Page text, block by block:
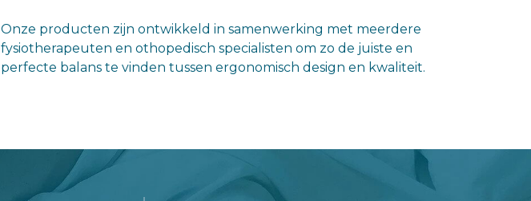
Onze producten zijn ontwikkeld in samenwerking met meerdere
fysiotherapeuten en othopedisch specialisten om zo de juiste en
perfecte balans te vinden tussen ergonomisch design en kwaliteit.